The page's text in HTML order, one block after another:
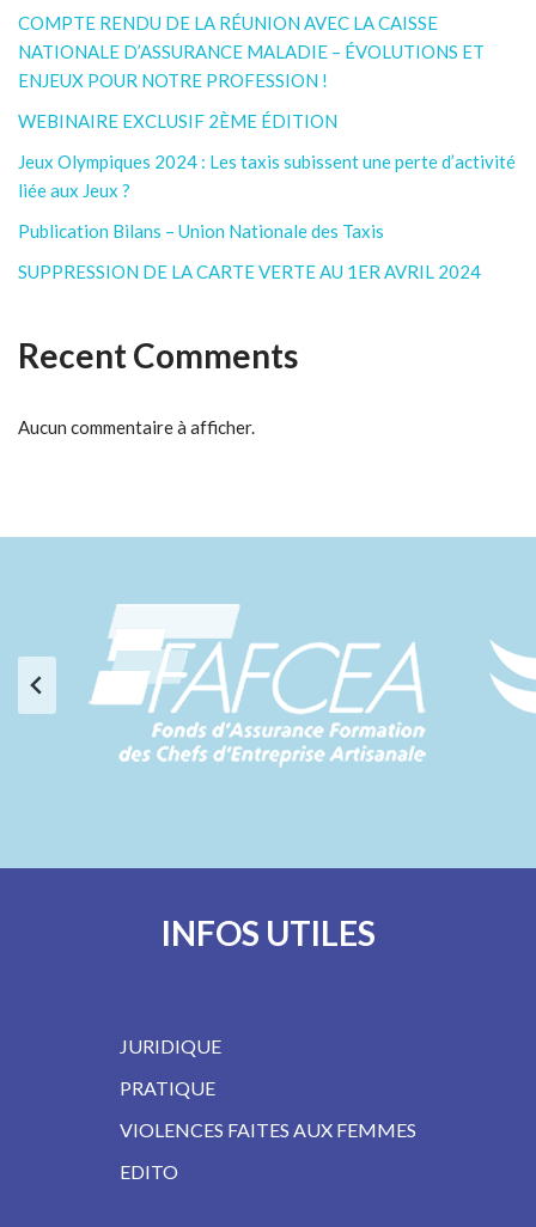
COMPTE RENDU DE LA RÉUNION AVEC LA CAISSE
NATIONALE D’ASSURANCE MALADIE – ÉVOLUTIONS ET
ENJEUX POUR NOTRE PROFESSION !
WEBINAIRE EXCLUSIF 2ÈME ÉDITION
Jeux Olympiques 2024 : Les taxis subissent une perte d’activité
liée aux Jeux ?
Publication Bilans – Union Nationale des Taxis
SUPPRESSION DE LA CARTE VERTE AU 1ER AVRIL 2024
Recent Comments
Aucun commentaire à afficher.
INFOS UTILES
JURIDIQUE
PRATIQUE
VIOLENCES FAITES AUX FEMMES
EDITO